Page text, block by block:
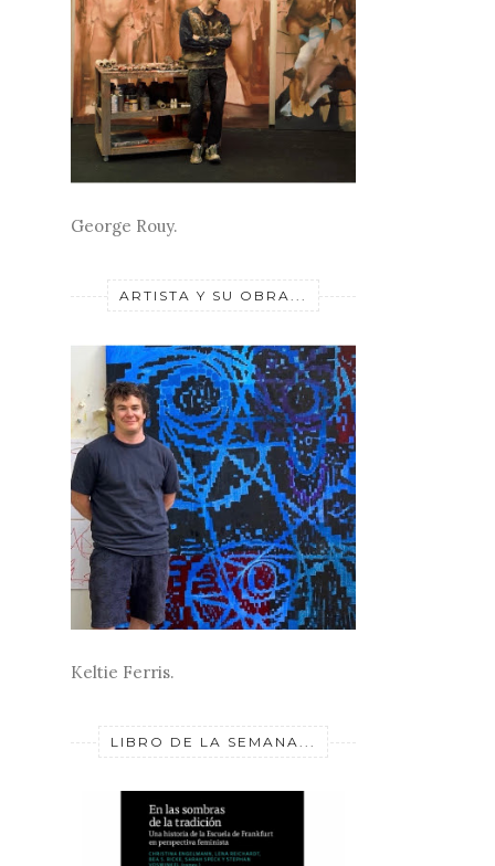
George Rouy.
ARTISTA Y SU OBRA...
Keltie Ferris.
LIBRO DE LA SEMANA...